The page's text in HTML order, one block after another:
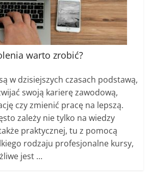
warto zrobić?
w dzisiejszych czasach podstawą,
swoją karierę zawodową,
czy zmienić pracę na lepszą.
zależy nie tylko na wiedzy
praktycznej, tu z pomocą
rodzaju profesjonalne kursy,
jest …